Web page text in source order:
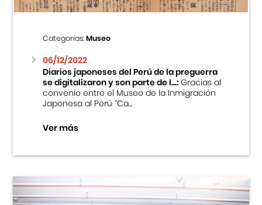
Categorías:Museo
06/12/2022
Diarios japoneses del Perú de la preguerra
se digitalizaron y son parte de l...:Gracias al
convenio entre el Museo de la Inmigración
Japonesa al Perú “Ca...
Ver más